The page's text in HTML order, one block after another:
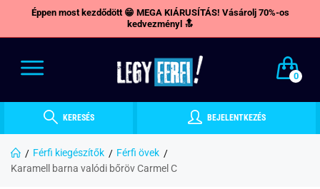
Éppen most kezdődött 😁 MEGA KIÁRUSÍTÁS! Vásárolj 70%-os
kedvezményl 🔝
0
KERESÉS BEJELENTKEZÉS
Férfi kiegészítők
Férfi övek
Karamell barna valódi bőröv Carmel C